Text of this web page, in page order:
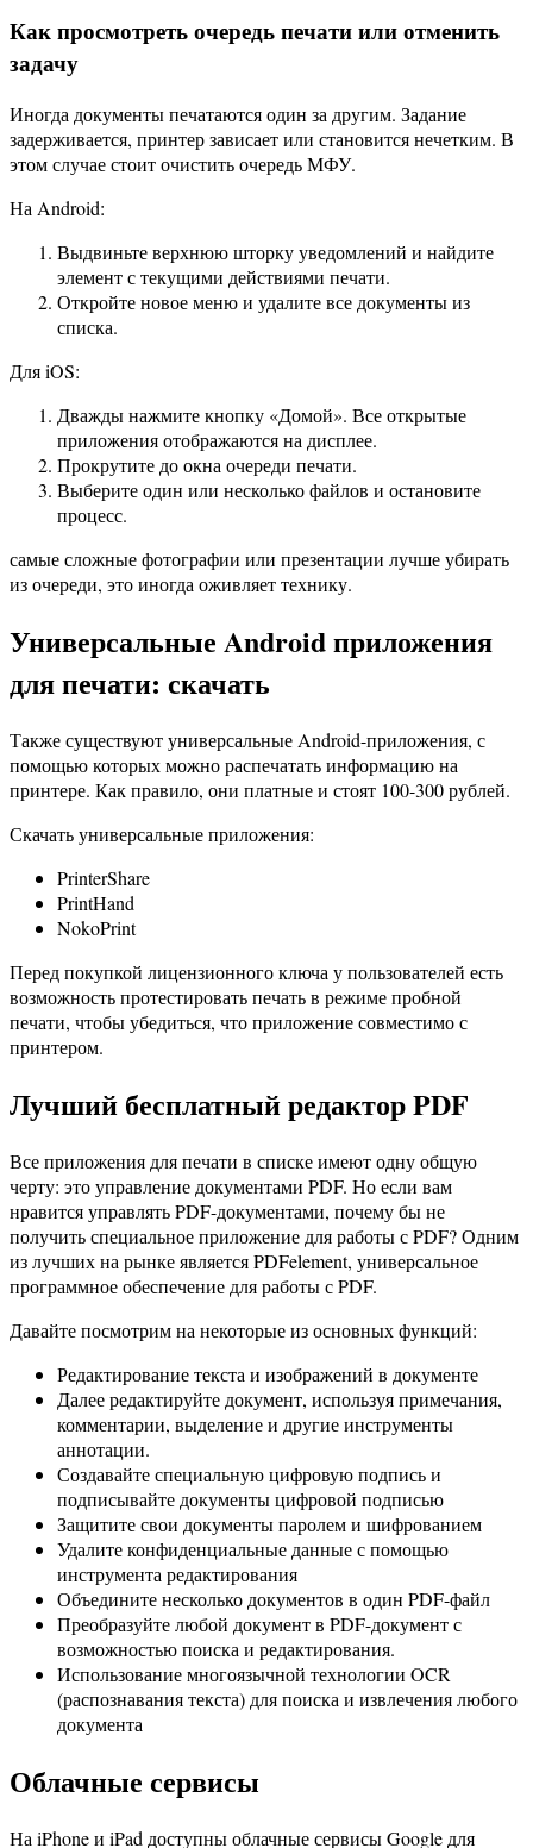
Как просмотреть очередь печати или отменить
задачу
Иногда документы печатаются один за другим. Задание
задерживается, принтер зависает или становится нечетким. В
этом случае стоит очистить очередь МФУ.
На Android:
Выдвиньте верхнюю шторку уведомлений и найдите
элемент с текущими действиями печати.
Откройте новое меню и удалите все документы из
списка.
Для iOS:
Дважды нажмите кнопку «Домой». Все открытые
приложения отображаются на дисплее.
Прокрутите до окна очереди печати.
Выберите один или несколько файлов и остановите
процесс.
самые сложные фотографии или презентации лучше убирать
из очереди, это иногда оживляет технику.
Универсальные Android приложения
для печати: скачать
Также существуют универсальные Android-приложения, с
помощью которых можно распечатать информацию на
принтере. Как правило, они платные и стоят 100-300 рублей.
Скачать универсальные приложения:
PrinterShare
PrintHand
NokoPrint
Перед покупкой лицензионного ключа у пользователей есть
возможность протестировать печать в режиме пробной
печати, чтобы убедиться, что приложение совместимо с
принтером.
Лучший бесплатный редактор PDF
Все приложения для печати в списке имеют одну общую
черту: это управление документами PDF. Но если вам
нравится управлять PDF-документами, почему бы не
получить специальное приложение для работы с PDF? Одним
из лучших на рынке является PDFelement, универсальное
программное обеспечение для работы с PDF.
Давайте посмотрим на некоторые из основных функций:
Редактирование текста и изображений в документе
Далее редактируйте документ, используя примечания,
комментарии, выделение и другие инструменты
аннотации.
Создавайте специальную цифровую подпись и
подписывайте документы цифровой подписью
Защитите свои документы паролем и шифрованием
Удалите конфиденциальные данные с помощью
инструмента редактирования
Объедините несколько документов в один PDF-файл
Преобразуйте любой документ в PDF-документ с
возможностью поиска и редактирования.
Использование многоязычной технологии OCR
(распознавания текста) для поиска и извлечения любого
документа
Облачные сервисы
На iPhone и iPad доступны облачные сервисы Google для